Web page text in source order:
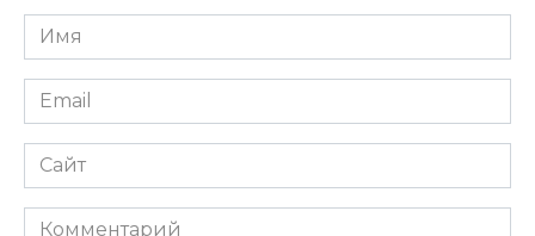
Имя
*
Email
*
Сайт
Комментарий